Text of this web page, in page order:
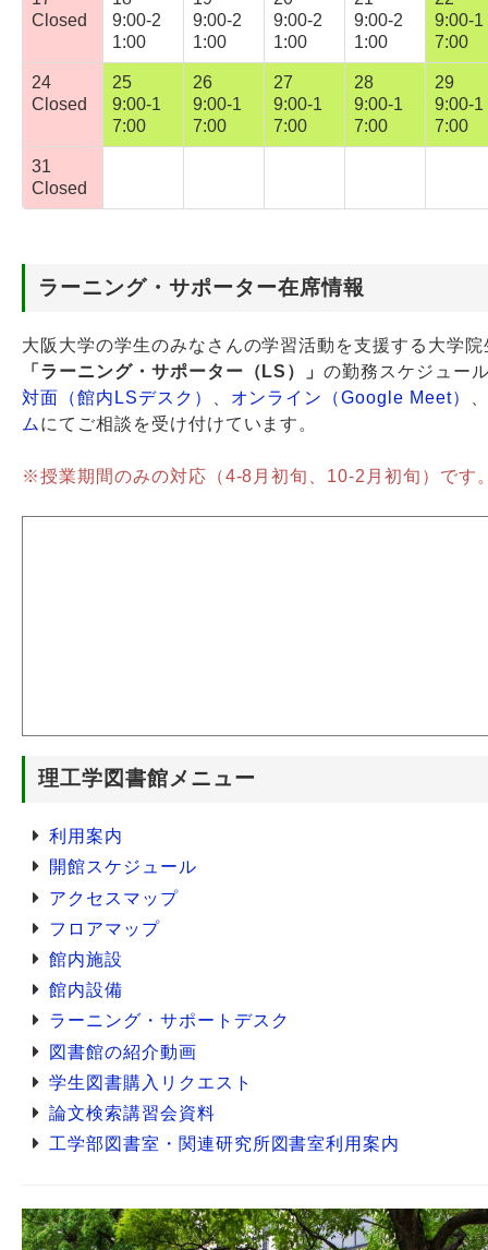
Closed
9:00-2
1:00
9:00-2
1:00
9:00-2
1:00
9:00-2
1:00
9:00-1
7:00
24
Closed
25
9:00-1
7:00
26
9:00-1
7:00
27
9:00-1
7:00
28
9:00-1
7:00
29
9:00-1
7:00
31
Closed
ラーニング・サポーター在席情報
大阪大学の学生のみなさんの学習活動を支援する大学
「ラーニング・サポーター（LS）」の勤務スケジュー
対面（館内LSデスク）
オンライン（Google Meet）
ム にてご相談を受け付けています。
※授業期間のみの対応（4-8月初旬、10-2月初旬）です
理工学図書館メニュー
利用案内
開館スケジュール
アクセスマップ
フロアマップ
館内施設
館内設備
ラーニング・サポートデスク
図書館の紹介動画
学生図書購入リクエスト
論文検索講習会資料
工学部図書室・関連研究所図書室利用案内